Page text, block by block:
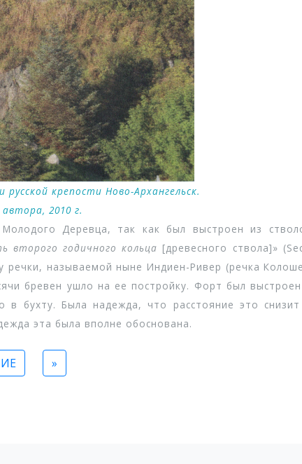
крепости Ново-Архангельск.
2010 г.
Деревца, так как был выстроен из
второго годичного кольца [древесного ствола]»
речки, называемой ныне Индиен-Ривер (речка
бревен ушло на ее постройку. Форт был
в бухту. Была надежда, что расстояние это
эта была вполне обоснована.
»